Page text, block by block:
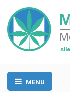
MENU